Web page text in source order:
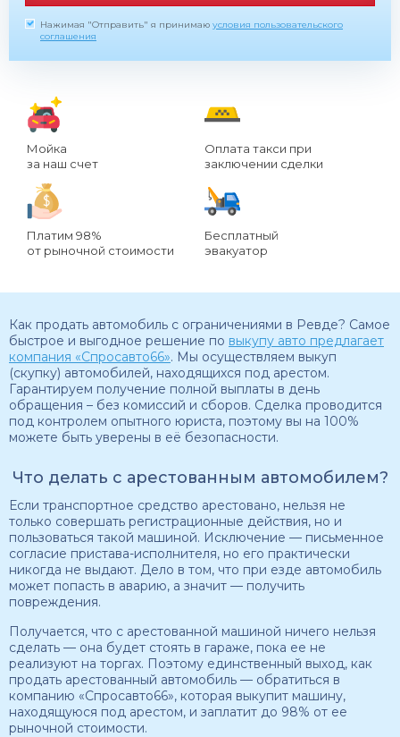
Нажимая "Отправить" я принимаю условия пользовательского
соглашения
Мойка
за наш счет
Оплата такси при
заключении сделки
Платим 98%
от рыночной стоимости
Бесплатный
эвакуатор
Как продать автомобиль с ограничениями в Ревде? Самое
быстрое и выгодное решение по выкупу авто предлагает
компания «Спросавто66». Мы осуществляем выкуп
(скупку) автомобилей, находящихся под арестом.
Гарантируем получение полной выплаты в день
обращения – без комиссий и сборов. Сделка проводится
под контролем опытного юриста, поэтому вы на 100%
можете быть уверены в её безопасности.
Что делать с арестованным автомобилем?
Если транспортное средство арестовано, нельзя не
только совершать регистрационные действия, но и
пользоваться такой машиной. Исключение — письменное
согласие пристава-исполнителя, но его практически
никогда не выдают. Дело в том, что при езде автомобиль
может попасть в аварию, а значит — получить
повреждения.
Получается, что с арестованной машиной ничего нельзя
сделать — она будет стоять в гараже, пока ее не
реализуют на торгах. Поэтому единственный выход, как
продать арестованный автомобиль — обратиться в
компанию «Спросавто66», которая выкупит машину,
находящуюся под арестом, и заплатит до 98% от ее
рыночной стоимости.